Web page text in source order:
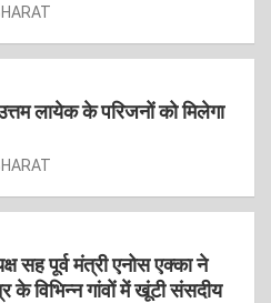
लायेक के परिजनों को मिलेगा
सह पूर्व मंत्री एनोस एक्का ने
के विभिन्न गांवों में खूंटी संसदीय